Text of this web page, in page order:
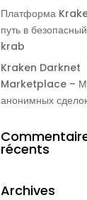
Платформа
путь в
krab
Kraken Darknet
Marketplace –
анонимных
récents
Archives